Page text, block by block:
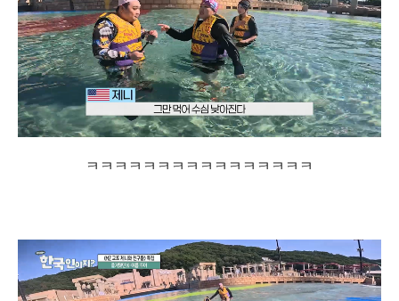
ㅋㅋㅋㅋㅋㅋㅋㅋㅋㅋㅋㅋㅋㅋㅋㅋ